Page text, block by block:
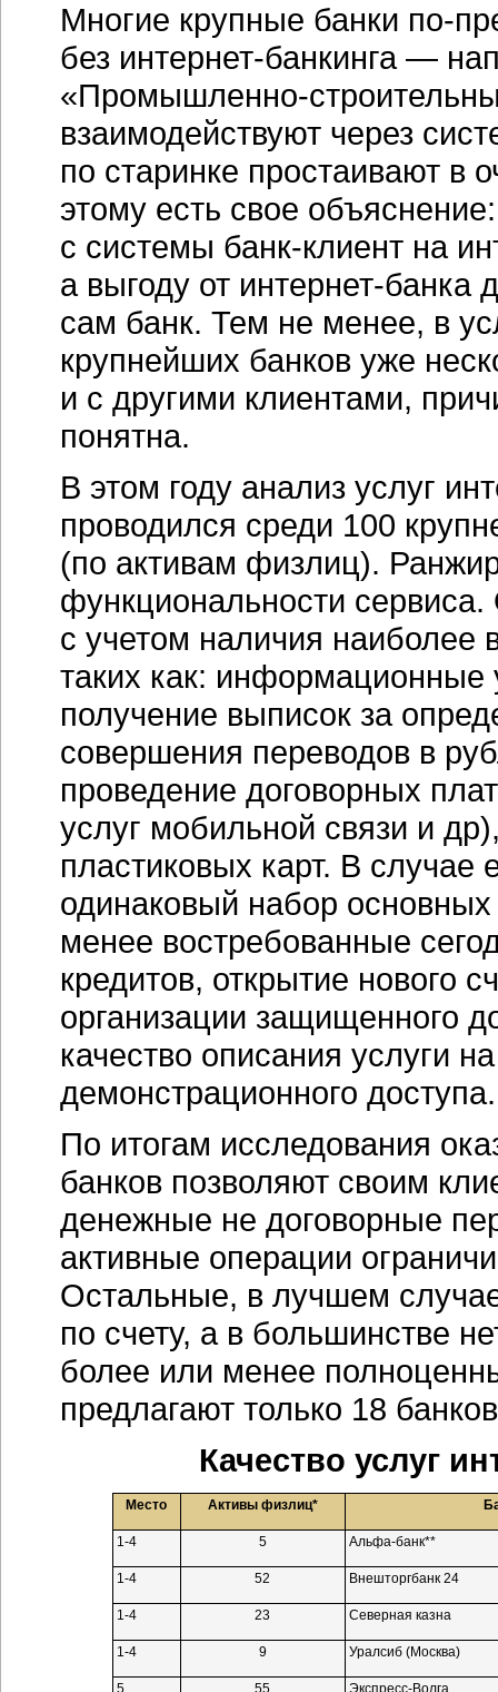
Многие крупные банки по-
без интернет-банкинга—
«Промышленно-
взаимодействуют через
по старинке простаивают в
этому есть свое
с системы банк-клиент на
а выгоду от интернет-банка
сам банк. Тем не менее, в
крупнейших банков уже
и с другими клиентами,
понятна.
В этом году анализ услуг
проводился среди 100
(по активам физлиц).
функциональности
с учетом наличия наиболее
таких как: информационные
получение выписок за
совершения переводов в
проведение договорных
услуг мобильной связи и
пластиковых карт. В случае
одинаковый набор
менее востребованные
кредитов, открытие нового
организации защищенного
качество описания услуги
демонстрационного доступа.
По итогам исследования
банков позволяют своим
денежные не договорные
активные операции
Остальные, в лучшем
по счету, а в большинстве
более или менее
предлагают только 18
Качество услуг
Место Активы физлиц*
1-4 5 Альфа-банк**
1-4 52 Внешторгбанк 24
1-4 23 Северная казна
1-4 9 Уралсиб (Москва)
5 55 Экспресс-Волга